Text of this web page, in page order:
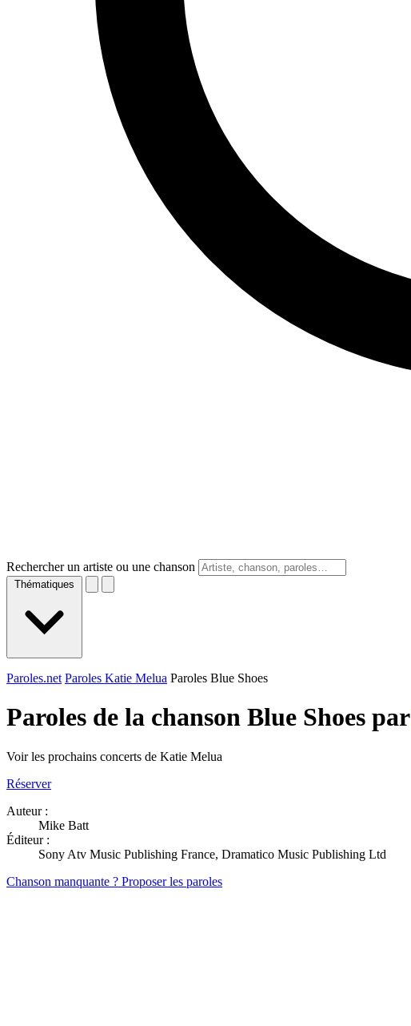
Rechercher un artiste ou une chanson
Thématiques
Paroles.net Paroles Katie Melua Paroles Blue Shoes
Paroles de la chanson Blue Shoes par
Voir les prochains concerts de Katie Melua
Réserver
Auteur :
Mike Batt
Éditeur :
Sony Atv Music Publishing France, Dramatico Music Publishing Ltd
Chanson manquante ? Proposer les paroles